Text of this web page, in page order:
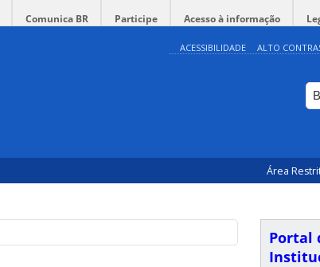
Comunica BR Participe Acesso à informação
ACESSIBILIDADE ALTO
Área
Portal